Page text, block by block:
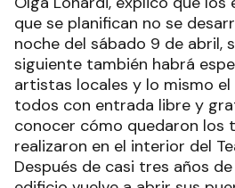
que se planifican no se
noche del sábado 9 de abril,
siguiente también habrá
artistas locales y lo mismo el
todos con entrada libre y
conocer cómo quedaron los
realizaron en el interior del
Después de casi tres años